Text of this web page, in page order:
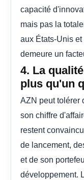
capacité
mais pas la
aux États-Unis
demeure un
4. La
plus qu'un
AZN peut tolérer
son chiffre
restent
de lancement,
et de son
développement.